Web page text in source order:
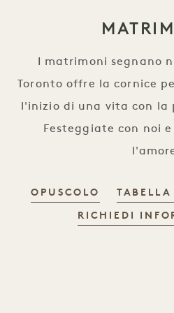
I matrimoni segnano
Toronto offre la cornice
l'inizio di una vita con la
Festeggiate con noi
OPUSCOLO
RICHIEDI